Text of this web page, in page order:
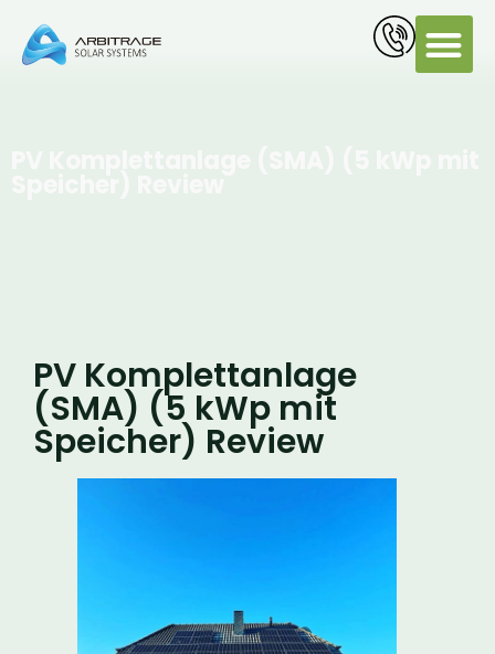
PV Komplettanlage
(SMA) (5 kWp mit
Speicher) Review